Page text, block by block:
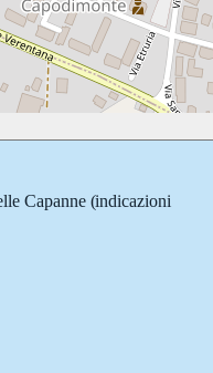
Capanne(indicazioni